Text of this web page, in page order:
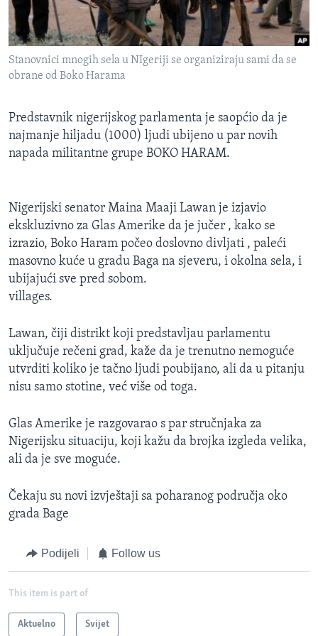
MAGAZIN
O GLASU AMERIKE
Learning English
PRATITE NAS
Stanovnici mnogih sela u NIgeriji se organiziraju sami da se
obrane od Boko Harama
Predstavnik nigerijskog parlamenta je saopćio da je
najmanje hiljadu (1000) ljudi ubijeno u par novih
napada militantne grupe BOKO HARAM.
Nigerijski senator Maina Maaji Lawan je izjavio
ekskluzivno za Glas Amerike da je jučer , kako se
izrazio, Boko Haram počeo doslovno divljati , paleći
masovno kuće u gradu Baga na sjeveru, i okolna sela, i
ubijajući sve pred sobom.
villages.
Lawan, čiji distrikt koji predstavljau parlamentu
uključuje rečeni grad, kaže da je trenutno nemoguće
utvrditi koliko je tačno ljudi poubijano, ali da u pitanju
nisu samo stotine, već više od toga.
Glas Amerike je razgovarao s par stručnjaka za
Nigerijsku situaciju, koji kažu da brojka izgleda velika,
ali da je sve moguće.
Čekaju su novi izvještaji sa poharanog područja oko
grada Bage
Podijeli Follow us
This item is part of
Aktuelno Svijet